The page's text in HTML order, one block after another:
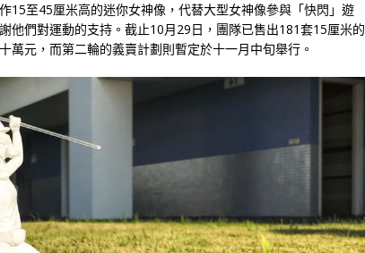
15至45厘米高的迷你女神像，代替大型女神像參與「快閃」遊
他們對運動的支持。截止10月29日，團隊已售出181套15厘米的
萬元，而第二輪的義賣計劃則暫定於十一月中旬舉行。